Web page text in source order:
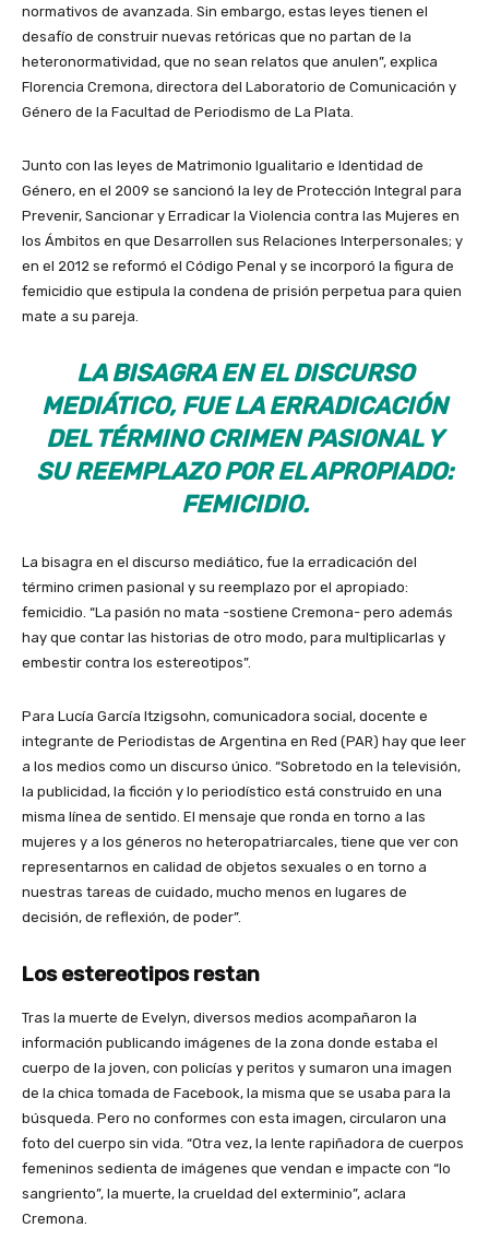
normativos de avanzada. Sin embargo, estas leyes tienen el
desafío de construir nuevas retóricas que no partan de la
heteronormatividad, que no sean relatos que anulen”, explica
Florencia Cremona, directora del Laboratorio de Comunicación y
Género de la Facultad de Periodismo de La Plata.
Junto con las leyes de Matrimonio Igualitario e Identidad de
Género, en el 2009 se sancionó la ley de Protección Integral para
Prevenir, Sancionar y Erradicar la Violencia contra las Mujeres en
los Ámbitos en que Desarrollen sus Relaciones Interpersonales; y
en el 2012 se reformó el Código Penal y se incorporó la figura de
femicidio que estipula la condena de prisión perpetua para quien
mate a su pareja.
LA BISAGRA EN EL DISCURSO
MEDIÁTICO, FUE LA ERRADICACIÓN
DEL TÉRMINO CRIMEN PASIONAL Y
SU REEMPLAZO POR EL APROPIADO:
FEMICIDIO.
La bisagra en el discurso mediático, fue la erradicación del
término crimen pasional y su reemplazo por el apropiado:
femicidio. “La pasión no mata -sostiene Cremona- pero además
hay que contar las historias de otro modo, para multiplicarlas y
embestir contra los estereotipos”.
Para Lucía García Itzigsohn, comunicadora social, docente e
integrante de Periodistas de Argentina en Red (PAR) hay que leer
a los medios como un discurso único. “Sobretodo en la televisión,
la publicidad, la ficción y lo periodístico está construido en una
misma línea de sentido. El mensaje que ronda en torno a las
mujeres y a los géneros no heteropatriarcales, tiene que ver con
representarnos en calidad de objetos sexuales o en torno a
nuestras tareas de cuidado, mucho menos en lugares de
decisión, de reflexión, de poder”.
Los estereotipos restan
Tras la muerte de Evelyn, diversos medios acompañaron la
información publicando imágenes de la zona donde estaba el
cuerpo de la joven, con policías y peritos y sumaron una imagen
de la chica tomada de Facebook, la misma que se usaba para la
búsqueda. Pero no conformes con esta imagen, circularon una
foto del cuerpo sin vida. “Otra vez, la lente rapiñadora de cuerpos
femeninos sedienta de imágenes que vendan e impacte con “lo
sangriento”, la muerte, la crueldad del exterminio”, aclara
Cremona.